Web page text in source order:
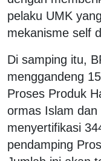
pelaku UMK
mekanisme self
Di samping itu,
menggandeng
Proses Produk
ormas Islam dan
menyertifikasi
pendamping